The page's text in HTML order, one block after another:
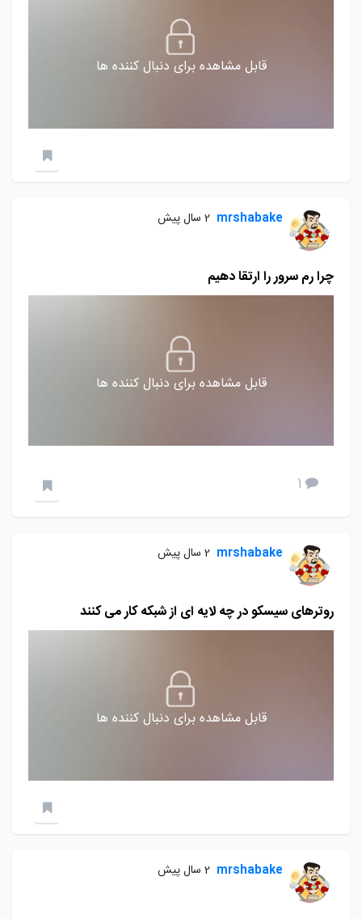
قابل مشاهده برای دنبال کننده ها
mrshabake 2 سال پیش
چرا رم سرور را ارتقا دهیم
قابل مشاهده برای دنبال کننده ها
1
mrshabake 2 سال پیش
روترهای سیسکو در چه لایه ای از شبکه کار می کنند
قابل مشاهده برای دنبال کننده ها
mrshabake 2 سال پیش